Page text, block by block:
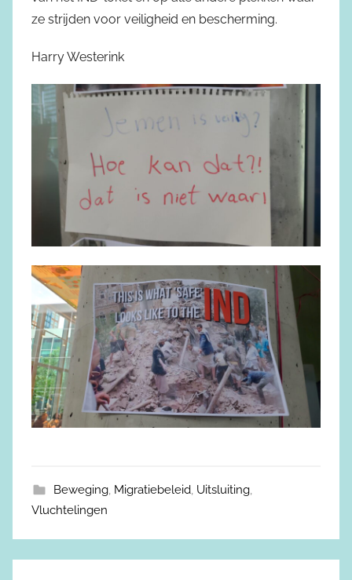
ze strijden voor veiligheid en bescherming.
Harry Westerink
Beweging, Migratiebeleid, Uitsluiting,
Vluchtelingen